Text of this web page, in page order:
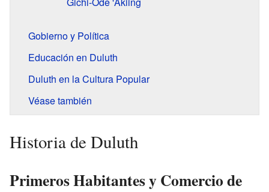
Gobierno y Política
Educación en Duluth
Duluth en la Cultura Popular
Véase también
Historia de Duluth
Primeros Habitantes y Comercio de